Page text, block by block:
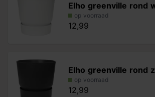
Elho greenville rond
op voorraad
12,99
Elho greenville rond
op voorraad
12,99